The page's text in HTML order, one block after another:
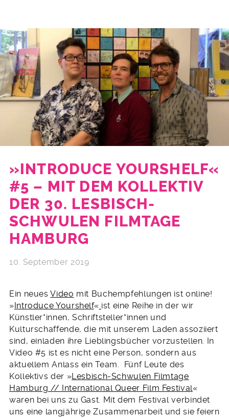
»INTRODUCE YOURSHELF«
#5 – MIT DEM KOLLEKTIV
DER 30. LESBISCH-
SCHWULEN FILMTAGE
HAMBURG
10. September 2019
Ein neuesVideo mit Buchempfehlungen ist online!
» Introduce Yourshelf« ist eine Reihe in der wir
Künstler*innen, Schriftsteller*innen und
Kulturschaffende, die mit unserem Laden assoziiert
sind, einladen ihre Lieblingsbücher vorzustellen. In
Video #5 ist es nicht eine Person, sondern aus
aktuellem Anlass ein Team. Fünf Leute des
Kollektivs der »Lesbisch-Schwulen Filmtage
Hamburg // International Queer Film Festival«
waren bei uns zu Gast. Mit dem Festival verbindet
uns eine langjährige Zusammenarbeit und sie feiern